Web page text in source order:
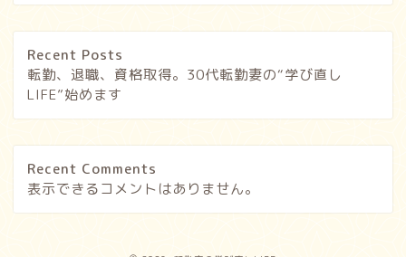
Recent Posts
転勤、退職、資格取得。30代転勤妻の“学び直し
LIFE”始めます
Recent Comments
表示できるコメントはありません。